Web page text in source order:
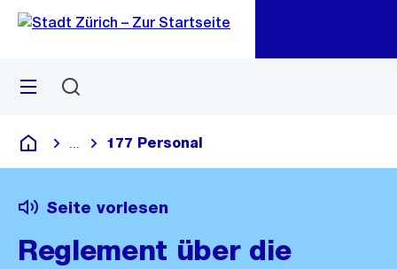
Navigation
Sprunglink
Menü
Deutsch
Blende alle Breadcrumbs ein
177 Personal
Seite vorlesen
Reglement über die